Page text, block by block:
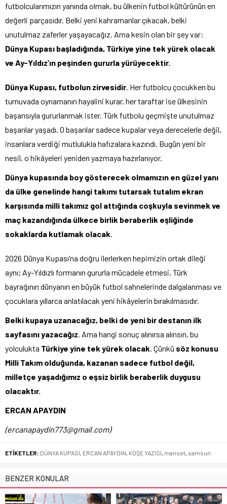
futbolcularımızın yanında olmak, bu ülkenin futbol kültürünün en
değerli parçasıdır. Belki yeni kahramanlar çıkacak, belki
unutulmaz zaferler yaşayacağız. Ama kesin olan bir şey var:
Dünya Kupası başladığında, Türkiye yine tek yürek olacak
ve Ay-Yıldız’ın peşinden gururla yürüyecektir.
Dünya Kupası, futbolun zirvesidir . Her futbolcu çocukken bu
turnuvada oynamanın hayalini kurar, her taraftar ise ülkesinin
başarısıyla gururlanmak ister. Türk futbolu geçmişte unutulmaz
başarılar yaşadı. O başarılar sadece kupalar veya derecelerle değil,
insanlara verdiği mutlulukla hafızalara kazındı. Bugün yeni bir
nesil, o hikâyeleri yeniden yazmaya hazırlanıyor.
Dünya kupasında boy gösterecek olmamızın en güzel yanı
da ülke genelinde hangi takımı tutarsak tutalım ekran
karşısında milli takımız gol attığında coşkuyla sevinmek ve
maç kazandığında ülkece birlik beraberlik eşliğinde
sokaklarda kutlamak olacak
2026 Dünya Kupası’na doğru ilerlerken hepimizin ortak dileği
aynı; Ay-Yıldızlı formanın gururla mücadele etmesi, Türk
bayrağının dünyanın en büyük futbol sahnelerinde dalgalanması ve
çocuklara yıllarca anlatılacak yeni hikâyelerin bırakılmasıdır.
Belki kupaya uzanacağız, belki de yeni bir destanın ilk
sayfasını yazacağız . Ama hangi sonuç alınırsa alınsın, bu
yolculukta Türkiye yine tek yürek olacak . Çünkü söz konusu
Milli Takım olduğunda, kazanan sadece futbol değil,
milletçe yaşadığımız o eşsiz birlik beraberlik duygusu
olacaktır.
ERCAN APAYDIN
(ercanapaydin773@gmail.com)
ETİKETLER: DÜNYA KUPASI ERCAN APAYDIN KÖŞE YAZISI manset samsun
BENZER KONULAR